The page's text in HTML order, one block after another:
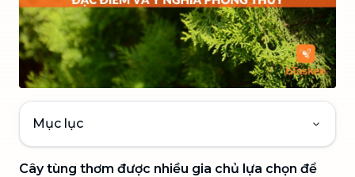
Mục lục
Cây tùng thơm được nhiều gia chủ lựa chọn để